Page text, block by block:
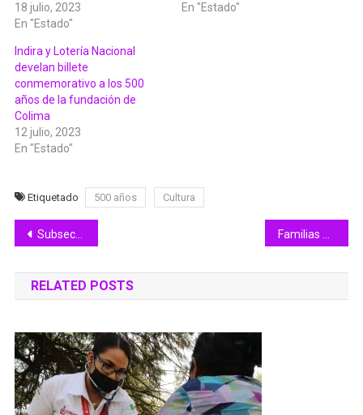
18 julio, 2023
En "Estado"
En "Estado"
Indira y Lotería Nacional
develan billete
conmemorativo a los 500
años de la fundación de
Colima
12 julio, 2023
En "Estado"
Etiquetado 500 años Cultura
Navegación
de
entradas
Subsectur promueve atractivos de Colima en televisión nacional, a través de Canal 11 Familias de Acogida busca restituir derechos de niñas y niños: DIF Estatal Colima
RELATED POSTS